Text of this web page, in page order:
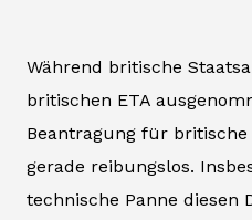
Während britische
britischen ETA
Beantragung für
gerade reibungslos.
technische Panne diesen